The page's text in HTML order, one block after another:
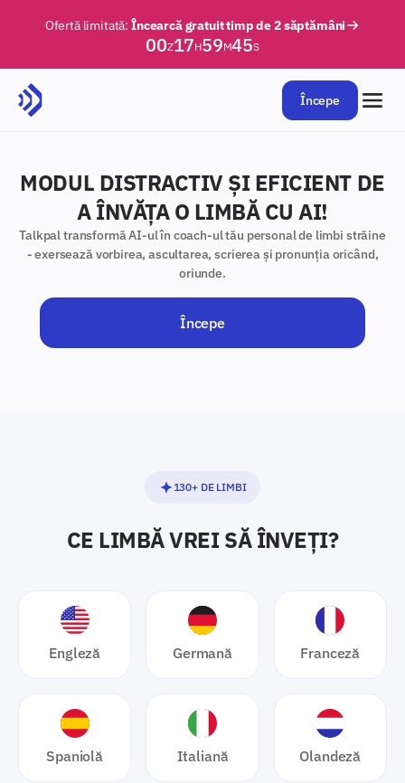
00Z17H59M44S
Ofertă limitată: Încearcă gratuit timp de 2 săptămâni
Începe
MODUL DISTRACTIV ȘI EFICIENT DE
A ÎNVĂȚA O LIMBĂ CU AI!
Talkpal transformă AI-ul în coach-ul tău personal de limbi străine
- exersează vorbirea, ascultarea, scrierea și pronunția oricând,
oriunde.
Începe
130+ DE LIMBI
CE LIMBĂ VREI SĂ ÎNVEȚI?
Engleză Germană Franceză
Spaniolă Italiană Olandeză